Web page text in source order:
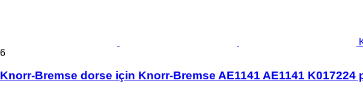
6
Knorr-Bremse dorse için Knorr-Bremse AE1141 AE1141 K017224